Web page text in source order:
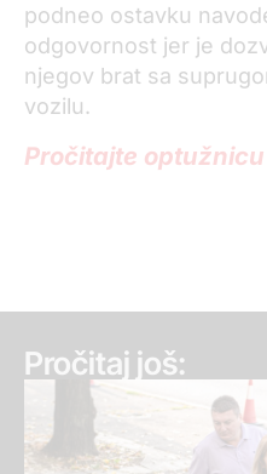
podneo ostavku
odgovornost jer je
njegov brat sa
vozilu.
Pročitajte
Pročitaj još: